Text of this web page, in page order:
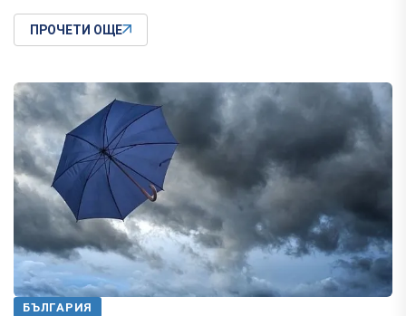
ПРОЧЕТИ ОЩЕ
БЪЛГАРИЯ